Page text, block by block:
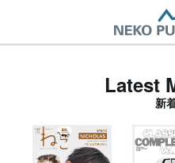
Latest
新